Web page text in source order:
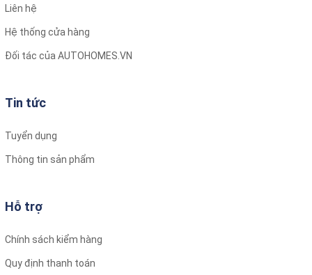
– Tuổi thọ: 18 – 24 tháng ( ~20.000 lít ).
Lõi lọc Empire Nano Silver
– Được cấu tạo từ than hoạt tính tích hợp với vật liệu
nano bạc, lõi lọc Nano Silver giúp loại bỏ tuyệt đối những
toàn nhất sức khỏe.
nguồn nước đầu vào:
Đối với nguồn nước thường: Nước cấp đầu vào khoảng
khoảng 12.400 lít – 24.800 lít.
Lõi lọc Empire Alkaline
Nguyên liệu : Lõi lọc Empire Alkaline được sản xuất bằng
Chức năng : Tăng chỉ số PH, tạo nước kiềm tính giúp
Liên hệ
Hệ thống cửa hàng
Đối tác của AUTOHOMES.VN
Tin tức
Tuyển dụng
Thông tin sản phẩm
Hỗ trợ
Chính sách kiểm hàng
Quy định thanh toán